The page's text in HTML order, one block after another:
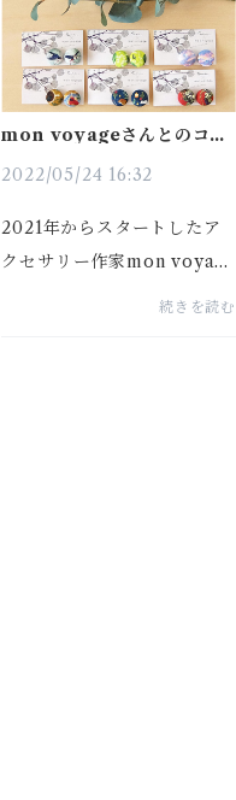
様から、当店のマスキングテ
ープが悪意ある通販サイトに
て「切り売り転...
mon voyageさんとのコラ
が揃いました
2022/05/24 16:32
2021年からスタートしたア
クセサリー作家mon voyage
さんとのコラボ企画 つい
続きを読む